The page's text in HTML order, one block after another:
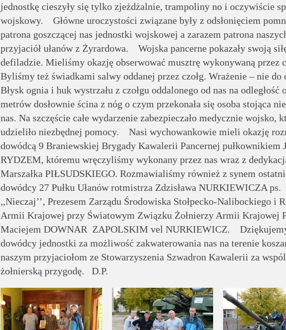
jednostkę cieszyły się tylko zjeżdżalnie, trampoliny no i oczywiście
wojskowy. Główne uroczystości związane były z odsłonięciem
patrona goszczącej nas jednostki wojskowej a zarazem patrona
przyjaciół ułanów z Żyrardowa. Wojska pancerne pokazały swoją
defiladzie. Mieliśmy okazję obserwować musztrę wykonywaną przez
Byliśmy też świadkami salwy oddanej przez czołg. Wrażenie – nie do
Błysk ognia i huk wystrzału z czołgu oddalonego od nas na odległość
metrów dosłownie ścina z nóg o czym przekonała się osoba stojąca
nas. Na szczęście całe wydarzenie zabezpieczało medycznie wojsko,
udzieliło niezbędnej pomocy. Nasi wychowankowie mieli okazję
dowódcą 9 Braniewskiej Brygady Kawalerii Pancernej pułkownikiem
RYDZEM, któremu wręczyliśmy wykonany przez nas wraz z
Marszałka PIŁSUDSKIEGO. Rozmawialiśmy również z synem
dowódcy 27 Pułku Ułanów rotmistrza Zdzisława NURKIEWICZA ps.
,,Nieczaj’’, Prezesem Zarządu Środowiska Stołpecko-Nalibockiego i
Armii Krajowej przy Światowym Związku Żołnierzy Armii Krajowej
Maciejem DOWNAR ZAPOLSKIM vel NURKIEWICZ.
dowódcy jednostki za możliwość zakwaterowania nas na terenie
naszym przyjaciołom ze Stowarzyszenia Szwadron Kawalerii za
żołnierską przygodę. D.P.